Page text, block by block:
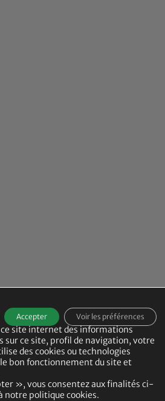
de sécurité raisonnée et
droits réservés -
ce site internet des informations
sur ce site, profil de navigation, votre
des cookies ou technologies
bon fonctionnement du site et
», vous consentez aux finalités ci-
notre politique cookies.
Accepter Voir les préférences